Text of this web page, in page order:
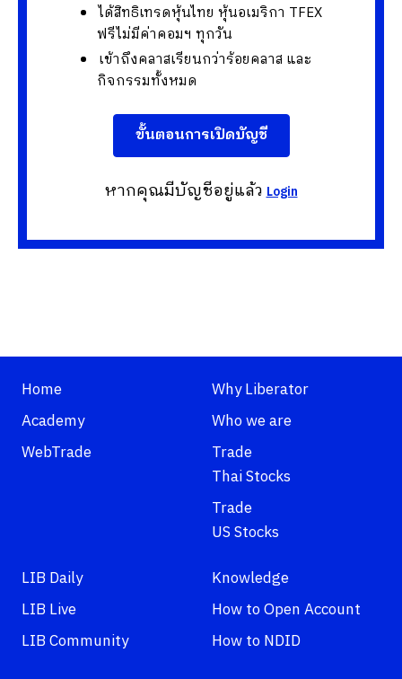
ได้สิทธิเทรดหุ้นไทย หุ้นอเมริกา TFEX
ฟรีไม่มีค่าคอมฯ ทุกวัน
เข้าถึงคลาสเรียนกว่าร้อยคลาส และ
กิจกรรมทั้งหมด
ขั้นตอนการเปิดบัญชี
หากคุณมีบัญชีอยู่แล้วLogin
Home
Academy
WebTrade
Why Liberator
Who we are
Trade
Thai Stocks
Trade
US Stocks
LIB Daily
LIB Live
LIB Community
Knowledge
How to Open Account
How to NDID